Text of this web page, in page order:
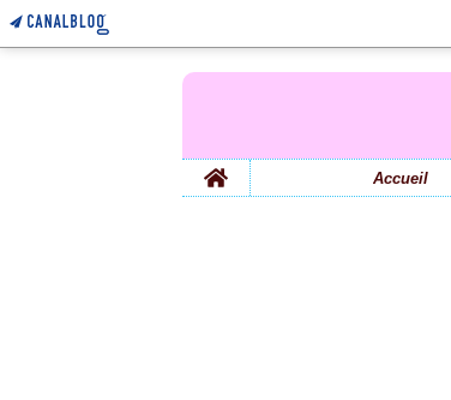
Home
Accueil